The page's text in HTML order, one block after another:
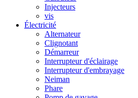
Injecteurs
vis
Électricité
Alternateur
Clignotant
Démarreur
Interrupteur d'éclairage
Interrupteur d'embrayage
Neiman
Phare